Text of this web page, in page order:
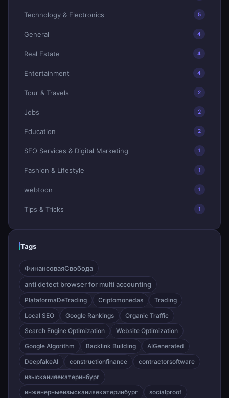
Technology & Electronics 5
General 4
Real Estate 4
Entertainment 4
Tour & Travels 2
Jobs 2
Education 2
SEO Services & Digital Marketing 1
Fashion & Lifestyle 1
webtoon 1
Tips & Tricks 1
Tags
ФинансоваяСвобода
anti detect browser for multi accounting
PlataformaDeTrading Criptomonedas
Trading
Local SEO
Google Rankings
Organic Traffic
Search Engine Optimization
Website Optimization
Google Algorithm
Backlink Building
AIGenerated
DeepfakeAI
constructionfinance
contractorsoftware
изысканияекатеринбург
инженерныеизысканияекатеринбург
socialproof